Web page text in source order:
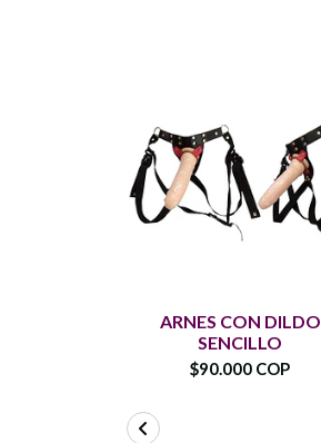
ARNES CON DILDO
SENCILLO
$90.000 COP